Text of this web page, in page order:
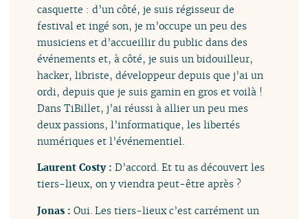
casquette : d’un côté, je suis régisseur de
festival et ingé son, je m’occupe un peu des
musiciens et d’accueillir du public dans des
événements et, à côté, je suis un bidouilleur,
hacker, libriste, développeur depuis que j’ai un
ordi, depuis que je suis gamin en gros et voilà !
Dans TiBillet, j’ai réussi à allier un peu mes
deux passions, l’informatique, les libertés
numériques et l’événementiel.
Laurent Costy :D’accord. Et tu as découvert les
tiers-lieux, on y viendra peut-être après ?
Jonas :Oui. Les tiers-lieux c’est carrément un